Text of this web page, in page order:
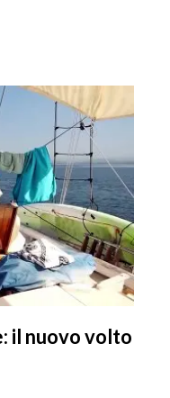
il nuovo volto